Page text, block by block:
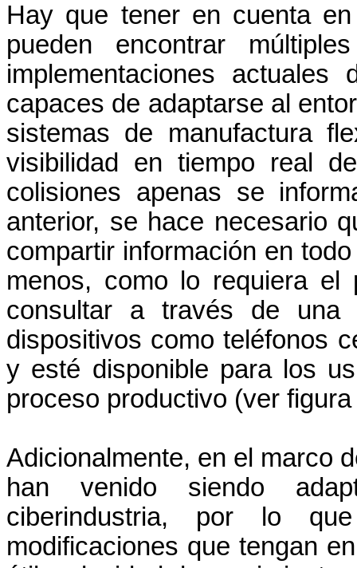
Hay que tener en cuenta
pueden encontrar
implementaciones
capaces de adaptarse al
sistemas de manufactura
visibilidad en tiempo real
colisiones apenas se
anterior, se hace necesario
compartir información en
menos, como lo requiera el
consultar a través de una
dispositivos como teléfonos
y esté disponible para los
proceso productivo (ver
Adicionalmente, en el marco
han venido siendo
ciberindustria, por lo
modificaciones que tengan